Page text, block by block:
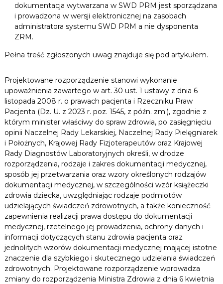
dokumentacja wytwarzana w SWD PRM jest sporządzana
i prowadzona w wersji elektronicznej na zasobach
administratora systemu SWD PRM a nie dysponenta
ZRM.
Pełna treść zgłoszonych uwag znajduje się pod artykułem.
Projektowane rozporządzenie stanowi wykonanie
upoważnienia zawartego w art. 30 ust. 1 ustawy z dnia 6
listopada 2008 r. o prawach pacjenta i Rzeczniku Praw
Pacjenta (Dz. U. z 2023 r. poz. 1545, z późn. zm.), zgodnie z
którym minister właściwy do spraw zdrowia, po zasięgnięciu
opinii Naczelnej Rady Lekarskiej, Naczelnej Rady Pielęgniarek
i Położnych, Krajowej Rady Fizjoterapeutów oraz Krajowej
Rady Diagnostów Laboratoryjnych określi, w drodze
rozporządzenia, rodzaje i zakres dokumentacji medycznej,
sposób jej przetwarzania oraz wzory określonych rodzajów
dokumentacji medycznej, w szczególności wzór książeczki
zdrowia dziecka, uwzględniając rodzaje podmiotów
udzielających świadczeń zdrowotnych, a także konieczność
zapewnienia realizacji prawa dostępu do dokumentacji
medycznej, rzetelnego jej prowadzenia, ochrony danych i
informacji dotyczących stanu zdrowia pacjenta oraz
jednolitych wzorów dokumentacji medycznej mającej istotne
znaczenie dla szybkiego i skutecznego udzielania świadczeń
zdrowotnych. Projektowane rozporządzenie wprowadza
zmiany do rozporządzenia Ministra Zdrowia z dnia 6 kwietnia